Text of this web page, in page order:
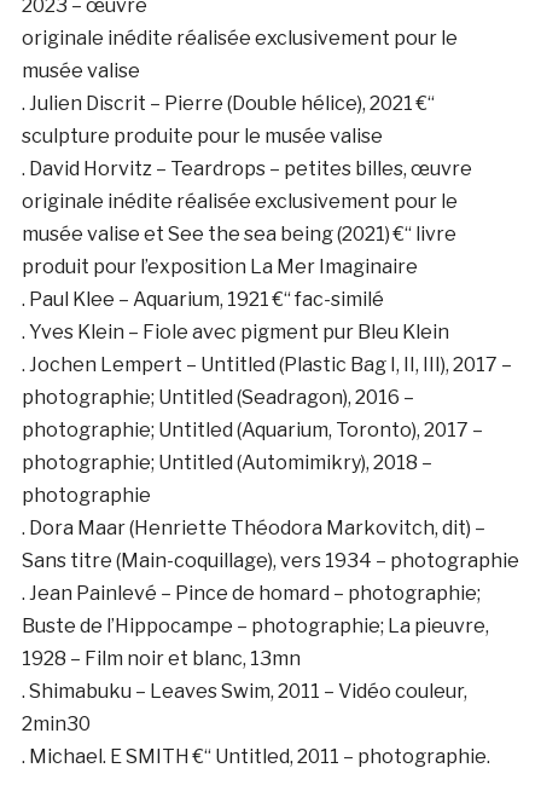
2023 – œuvre
originale inédite réalisée exclusivement pour le
musée valise
. Julien Discrit – Pierre (Double hélice), 2021 €“
sculpture produite pour le musée valise
. David Horvitz – Teardrops – petites billes, œuvre
originale inédite réalisée exclusivement pour le
musée valise et See the sea being (2021) €“ livre
produit pour l’exposition La Mer Imaginaire
. Paul Klee – Aquarium, 1921 €“ fac-similé
. Yves Klein – Fiole avec pigment pur Bleu Klein
. Jochen Lempert – Untitled (Plastic Bag I, II, III), 2017 –
photographie; Untitled (Seadragon), 2016 –
photographie; Untitled (Aquarium, Toronto), 2017 –
photographie; Untitled (Automimikry), 2018 –
photographie
. Dora Maar (Henriette Théodora Markovitch, dit) –
Sans titre (Main-coquillage), vers 1934 – photographie
. Jean Painlevé – Pince de homard – photographie;
Buste de l’Hippocampe – photographie; La pieuvre,
1928 – Film noir et blanc, 13mn
. Shimabuku – Leaves Swim, 2011 – Vidéo couleur,
2min30
. Michael. E SMITH €“ Untitled, 2011 – photographie.